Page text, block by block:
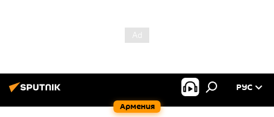
Армения
РУС